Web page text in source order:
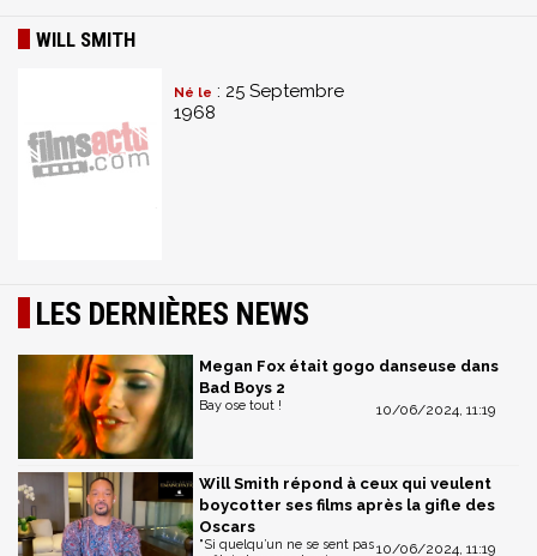
WILL SMITH
Né le : 25 Septembre
1968
LES DERNIÈRES NEWS
Megan Fox était gogo danseuse dans
Bad Boys 2
10/06/2024, 11:19
Bay ose tout !
Will Smith répond à ceux qui veulent
boycotter ses films après la gifle des
Oscars
10/06/2024, 11:19
"Si quelqu’un ne se sent pas